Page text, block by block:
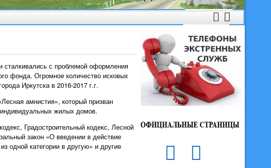
сталкивались с проблемой оформления
фонда. Огромное количество исковых
Иркутска в 2016-2017 г.г.
амнистия», который призван
жилых домов.
Градостроительный кодекс, Лесной
закон «О введении в действие
одной категории в другую» и другие